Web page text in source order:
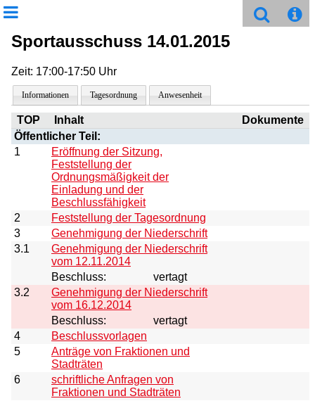
Sportausschuss 14.01.2015
Zeit: 17:00-17:50 Uhr
Informationen Tagesordnung Anwesenheit
TOP Inhalt
Dokumente
Öffentlicher Teil:
1
Eröffnung der Sitzung,
Feststellung der
Ordnungsmäßigkeit der
Einladung und der
Beschlussfähigkeit
2
Feststellung der Tagesordnung
3
Genehmigung der Niederschrift
3.1
Genehmigung der Niederschrift
vom 12.11.2014
Beschluss:
vertagt
3.2
Genehmigung der Niederschrift
vom 16.12.2014
Beschluss:
vertagt
4
Beschlussvorlagen
5
Anträge von Fraktionen und
Stadträten
6
schriftliche Anfragen von
Fraktionen und Stadträten